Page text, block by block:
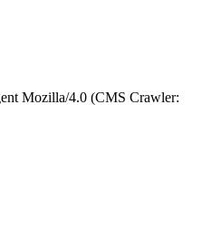
Mozilla/4.0 (CMS Crawler: